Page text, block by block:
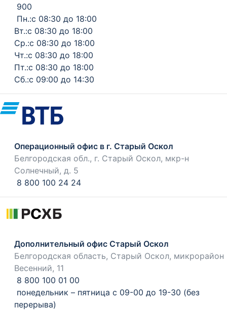
900
Пн.:с 08:30 до 18:00
Вт.:с 08:30 до 18:00
Ср.:с 08:30 до 18:00
Чт.:с 08:30 до 18:00
Пт.:с 08:30 до 18:00
Сб.:с 09:00 до 14:30
Операционный офис в г. Старый Оскол
Белгородская обл., г. Старый Оскол, мкр-н
Солнечный, д. 5
8 800 100 24 24
Дополнительный офис Старый Оскол
Белгородская область, Старый Оскол, микрорайон
Весенний, 11
8 800 100 01 00
понедельник – пятница с 09-00 до 19-30 (без
перерыва)